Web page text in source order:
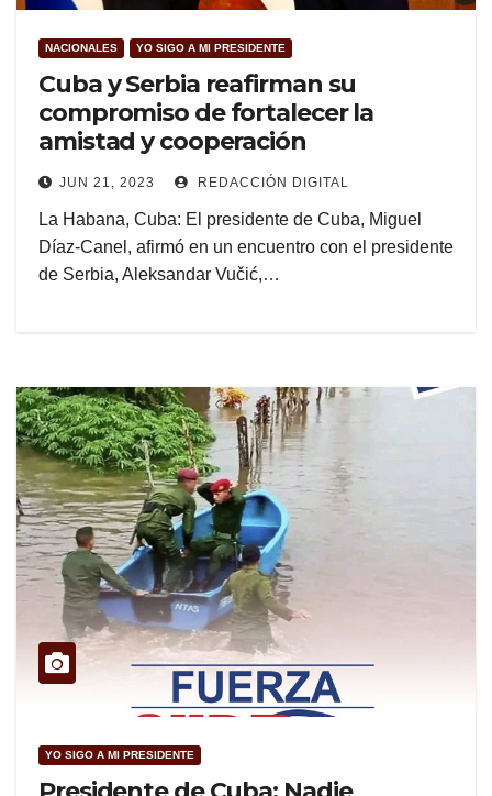
NACIONALES YO SIGO A MI PRESIDENTE
Cuba y Serbia reafirman su
compromiso de fortalecer la
amistad y cooperación
JUN 21, 2023 REDACCIÓN DIGITAL
La Habana, Cuba: El presidente de Cuba, Miguel
Díaz-Canel, afirmó en un encuentro con el presidente
de Serbia, Aleksandar Vučić,…
YO SIGO A MI PRESIDENTE